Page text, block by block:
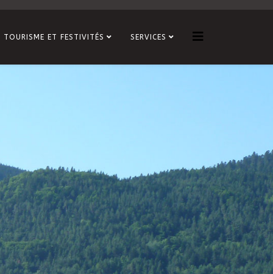
TOURISME ET FESTIVITÉS SERVICES